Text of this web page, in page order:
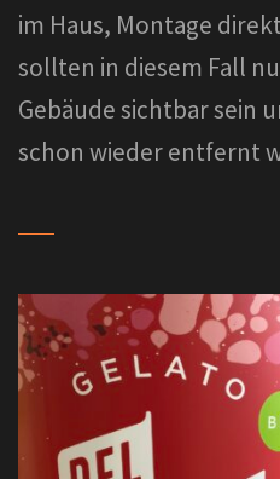
im Haus, Montage
sollten in diesem Fall
Gebäude sichtbar sein
schon wieder entfernt